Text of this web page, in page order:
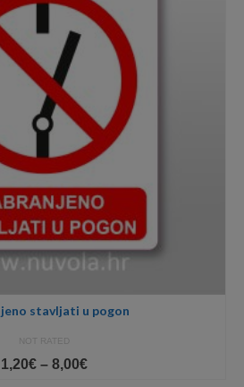
stavljati u pogon
NOT RATED
1,20€ – 8,00€Price